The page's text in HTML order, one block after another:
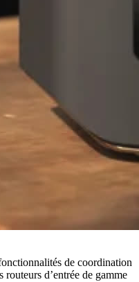
de coordination
d’entrée de gamme